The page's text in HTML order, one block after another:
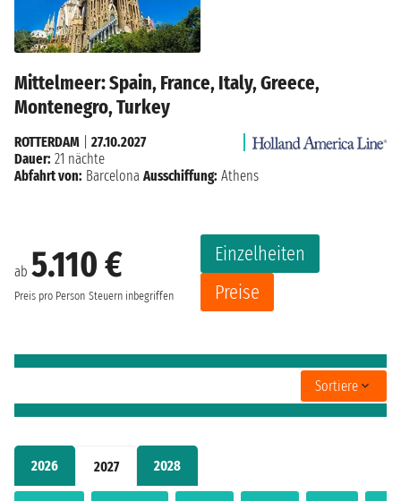
2026 2027 2028
Mittelmeer: Spain, France, Italy, Greece,
Montenegro, Turkey
ab 5.110 €
Preis pro Person Steuern inbegriffen
Einzelheiten
Preise
ROTTERDAM
27.10.2027
Dauer: 21 nächte
Abfahrt von: Barcelona Ausschiffung: Athens
Sortiere